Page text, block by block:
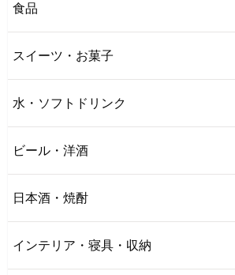
食品
スイーツ・お菓子
水・ソフトドリンク
ビール・洋酒
日本酒・焼酎
インテリア・寝具・収納